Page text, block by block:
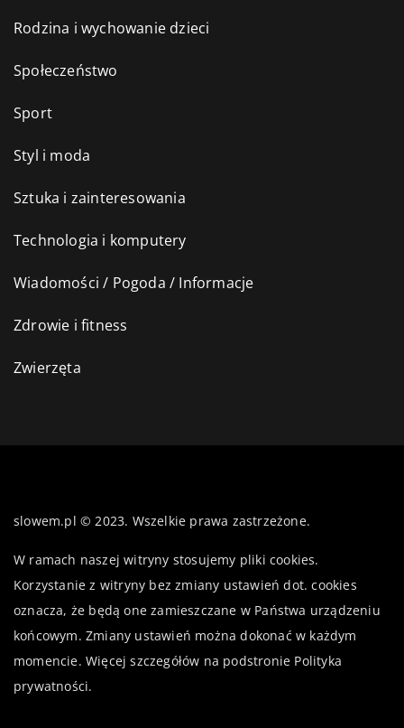
Rodzina i wychowanie dzieci
Społeczeństwo
Sport
Styl i moda
Sztuka i zainteresowania
Technologia i komputery
Wiadomości / Pogoda / Informacje
Zdrowie i fitness
Zwierzęta
slowem.pl © 2023. Wszelkie prawa zastrzeżone.
W ramach naszej witryny stosujemy pliki cookies.
Korzystanie z witryny bez zmiany ustawień dot. cookies
oznacza, że będą one zamieszczane w Państwa urządzeniu
końcowym. Zmiany ustawień można dokonać w każdym
momencie. Więcej szczegółów na podstronie Polityka
prywatności.